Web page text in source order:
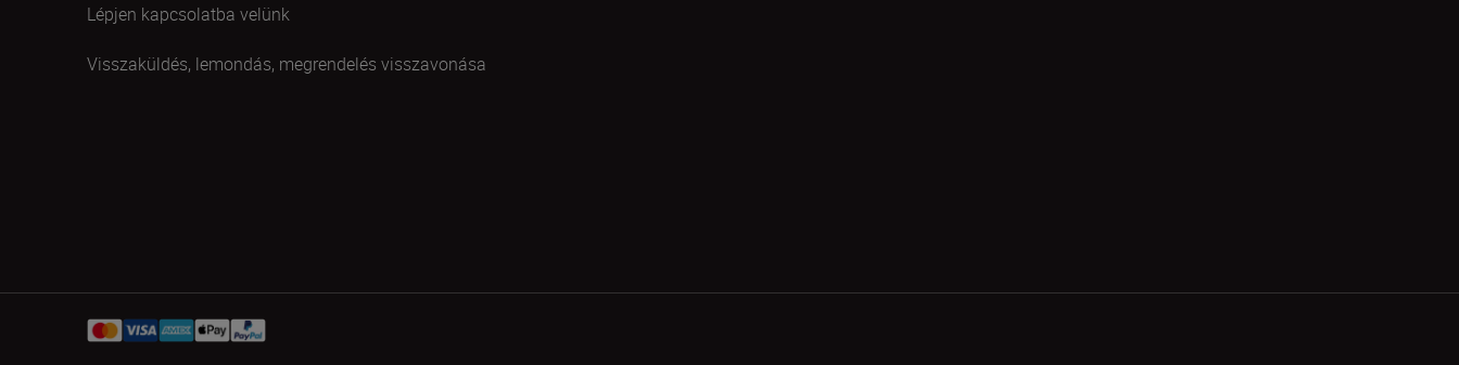
Lépjen kapcsolatba velünk
Visszaküldés, lemondás, megrendelés visszavonása